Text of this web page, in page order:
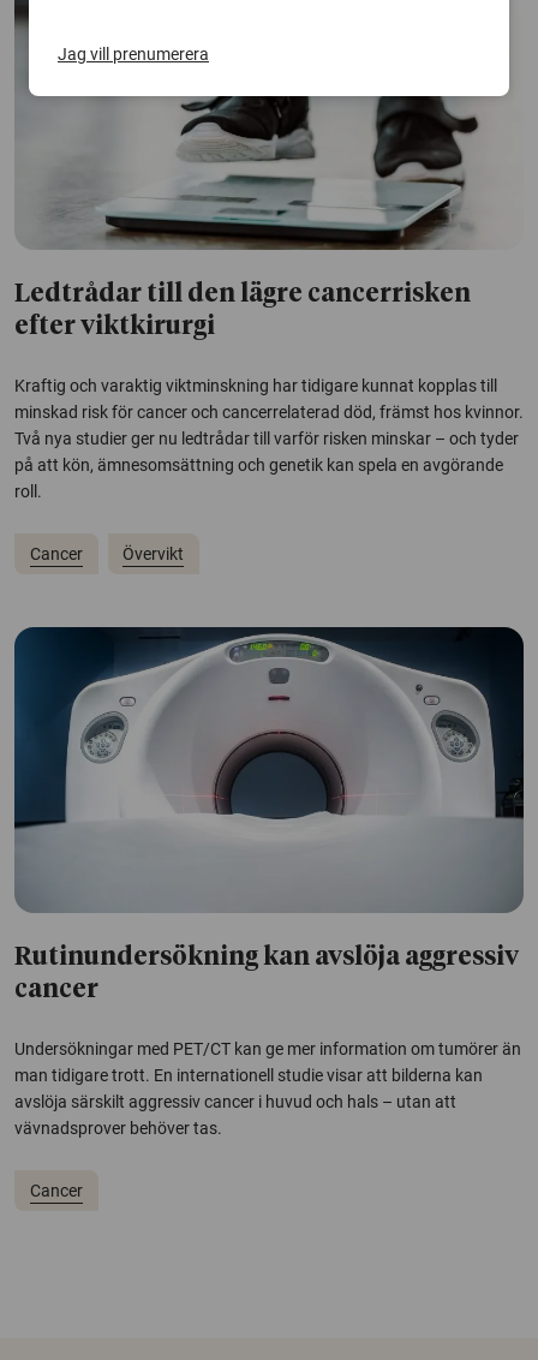
Ledtrådar till den lägre cancerrisken
efter viktkirurgi
Kraftig och varaktig viktminskning har tidigare kunnat kopplas till
minskad risk för cancer och cancerrelaterad död, främst hos kvinnor.
Två nya studier ger nu ledtrådar till varför risken minskar – och tyder
på att kön, ämnesomsättning och genetik kan spela en avgörande
roll.
Cancer Övervikt
Rutinundersökning kan avslöja aggressiv
cancer
Undersökningar med PET/CT kan ge mer information om tumörer än
man tidigare trott. En internationell studie visar att bilderna kan
avslöja särskilt aggressiv cancer i huvud och hals – utan att
vävnadsprover behöver tas.
Cancer
Jag vill prenumerera